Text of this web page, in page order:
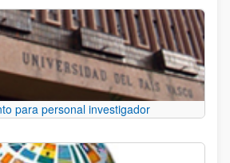
para personal investigador